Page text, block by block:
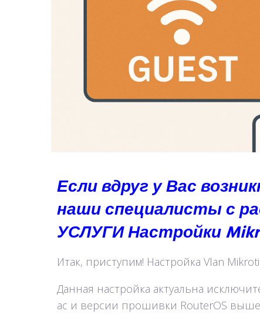
Если вдруг у Вас
наши специалисты с
УСЛУГИ Настройки
Итак, приступим! Настройка Vlan
Данная настройка актуальна
ac и версии прошивки RouterOS выше